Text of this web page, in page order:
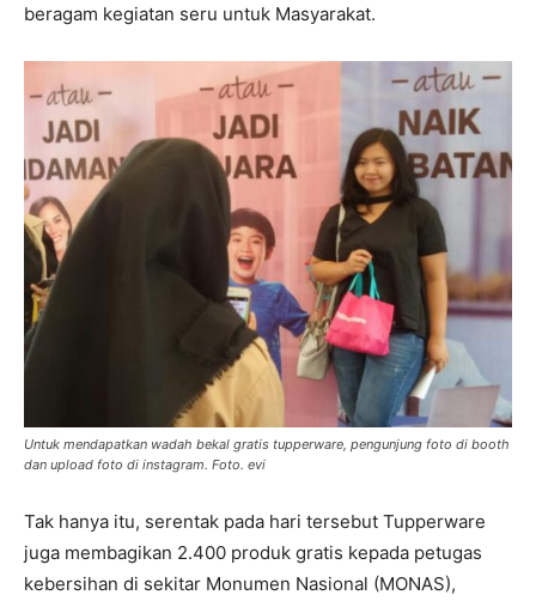
beragam kegiatan seru untuk Masyarakat.
Untuk mendapatkan wadah bekal gratis tupperware, pengunjung foto di booth
dan upload foto di instagram. Foto. evi
Tak hanya itu, serentak pada hari tersebut Tupperware
juga membagikan 2.400 produk gratis kepada petugas
kebersihan di sekitar Monumen Nasional (MONAS),